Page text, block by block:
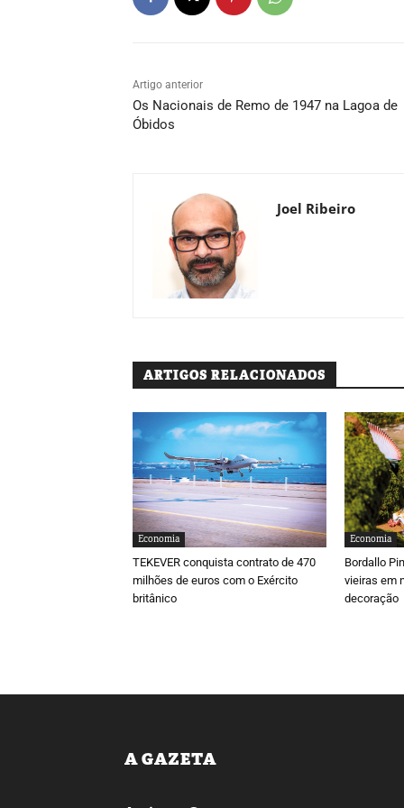
Artigo anterior
Os Nacionais de Remo de 1947 na Lagoa de
Óbidos
Joel Ribeiro
ARTIGOS RELACIONADOS
Economia
TEKEVER conquista contrato de 470
milhões de euros com o Exército
britânico
Economia
Bordallo
vieiras em
decoração
A GAZETA